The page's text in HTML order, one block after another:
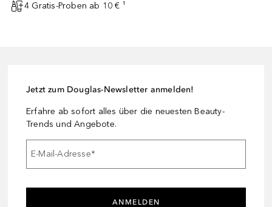
4 Gratis-Proben ab 10 € ¹
Jetzt zum Douglas-Newsletter anmelden!
Erfahre ab sofort alles über die neuesten Beauty-
Trends und Angebote.
E-Mail-Adresse*
ANMELDEN